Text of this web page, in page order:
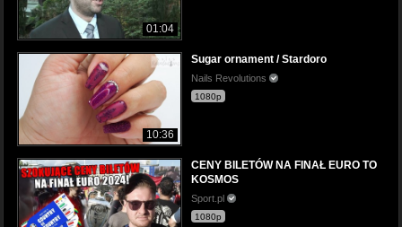
01:04
10:36
Sugar ornament / Stardoro
Nails Revolutions
1080p
CENY BILETÓW NA FINAŁ EURO TO
KOSMOS
Sport.pl
1080p